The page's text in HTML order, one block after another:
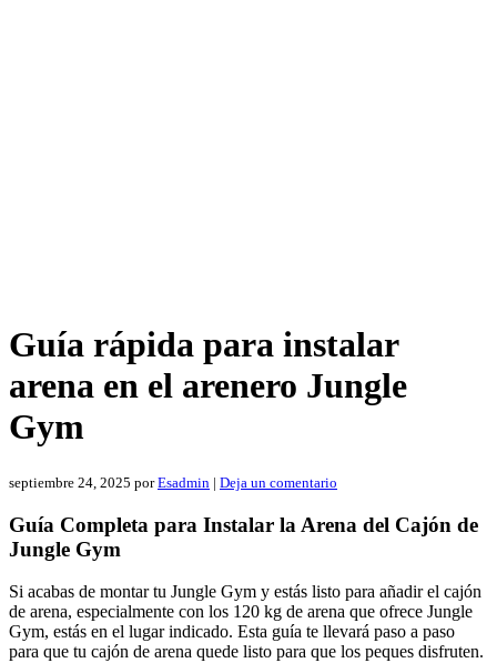
Guía rápida para instalar
arena en el arenero Jungle
Gym
septiembre 24, 2025 porEsadmin | Deja un comentario
Guía Completa para Instalar la Arena del Cajón de
Jungle Gym
Si acabas de montar tu Jungle Gym y estás listo para añadir el cajón
de arena, especialmente con los 120 kg de arena que ofrece Jungle
Gym, estás en el lugar indicado. Esta guía te llevará paso a paso
para que tu cajón de arena quede listo para que los peques disfruten.